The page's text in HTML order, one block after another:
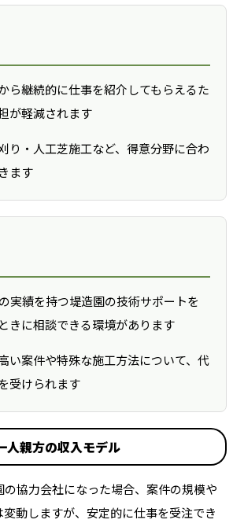
ら継続的に仕事を紹介してもらえるた
が軽減されます
り・人工芝施工など、得意分野に合わ
ます
実績を持つ堤造園の技術サポートを
きに相談できる環境があります
い案件や特殊な施工方法について、代
受けられます
人親方の収入モデル
協力会社になった場合、案件の規模や
動しますが、安定的に仕事を受注でき